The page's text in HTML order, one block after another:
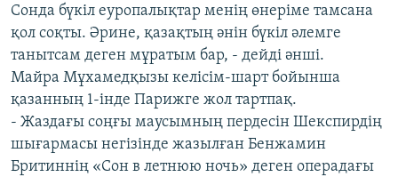
Сонда бүкіл еуропалықтар менің өнеріме тамсана
қол соқты. Әрине, қазақтың әнін бүкіл әлемге
танытсам деген мұратым бар, - дейді әнші.
Майра Мұхамедқызы келісім-шарт бойынша
қазанның 1-інде Парижге жол тартпақ.
- Жаздағы соңғы маусымның пердесін Шекспирдің
шығармасы негізінде жазылған Бенжамин
Бритиннің «Сон в летнюю ночь» деген операдағы